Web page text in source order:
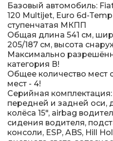
Базовый автомобиль:
120 Multijet, Euro 6d-
ступенчатая МКПП
Общая длина 541 см,
205/187 см, высота
Максимально
категория В!
Общее количество мест
мест - 4!
Серийная
передней и задней оси,
колёса 15", airbag
сидения водителя,
консоли, ESP, ABS, Hill